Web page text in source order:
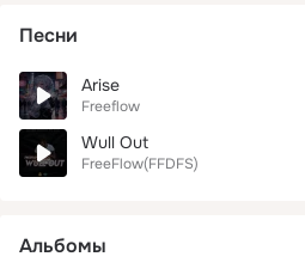
Песни
Arise
Freeflow
Wull Out
FreeFlow(FFDFS)
Альбомы